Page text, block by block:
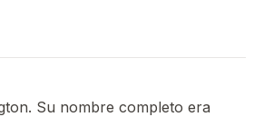
Su nombre completo era